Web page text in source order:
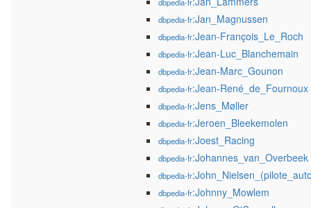
dbpedia-fr:Jan_Magnussen
dbpedia-fr:Jean-François_Le_Roch
dbpedia-fr:Jean-Luc_Blanchemain
dbpedia-fr:Jean-Marc_Gounon
dbpedia-fr:Jean-René_de_Fournoux
dbpedia-fr:Jens_Møller
dbpedia-fr:Jeroen_Bleekemolen
dbpedia-fr:Joest_Racing
dbpedia-fr:Johannes_van_Overbeek
dbpedia-fr
dbpedia-fr:Johnny_Mowlem